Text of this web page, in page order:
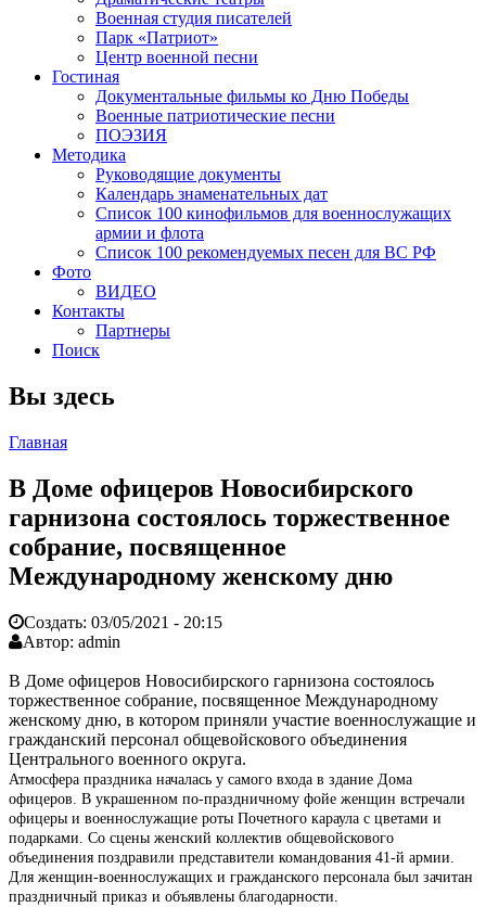
Военная студия писателей
Парк «Патриот»
Центр военной песни
Гостиная
Документальные фильмы ко Дню Победы
Военные патриотические песни
ПОЭЗИЯ
Методика
Руководящие документы
Календарь знаменательных дат
Список 100 кинофильмов для военнослужащих
армии и флота
Список 100 рекомендуемых песен для ВС РФ
Фото
ВИДЕО
Контакты
Партнеры
Поиск
Вы здесь
Главная
В Доме офицеров Новосибирского
гарнизона состоялось торжественное
собрание, посвященное
Международному женскому дню
Создать: 03/05/2021 - 20:15
Автор: admin
В Доме офицеров Новосибирского гарнизона состоялось
торжественное собрание, посвященное Международному
женскому дню, в котором приняли участие военнослужащие и
гражданский персонал общевойскового объединения
Центрального военного округа.
Атмосфера праздника началась у самого входа в здание Дома
офицеров. В украшенном по-праздничному фойе женщин встречали
офицеры и военнослужащие роты Почетного караула с цветами и
подарками. Со сцены женский коллектив общевойскового
объединения поздравили представители командования 41-й армии.
Для женщин-военнослужащих и гражданского персонала был зачитан
праздничный приказ и объявлены благодарности.